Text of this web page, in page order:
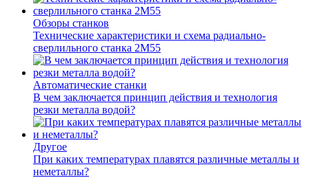
Обзоры станков
Технические характеристики и схема радиально-
сверлильного станка 2М55
Автоматические станки
В чем заключается принцип действия и технология
резки металла водой?
Другое
При каких температурах плавятся различные металлы и
неметаллы?